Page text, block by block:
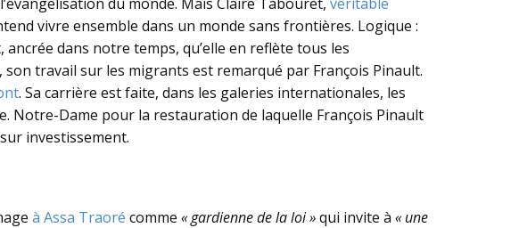
vivre ensemble dans un monde sans frontières. Logique :
ancrée dans notre temps, qu’elle en reflète tous les
travail sur les migrants est remarqué par François Pinault.
. Sa carrière est faite, dans les galeries internationales, les
Notre-Dame pour la restauration de laquelle François Pinault
investissement.
à Assa Traoré comme « gardienne de la loi »qui invite à « une